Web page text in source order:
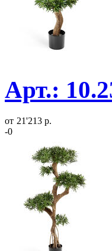
Арт.:
от 21'213 р.
-0